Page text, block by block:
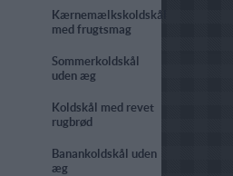
Kærnemælkskoldskål
med frugtsmag
Sommerkoldskål
uden æg
Koldskål med revet
rugbrød
Banankoldskål uden
æg